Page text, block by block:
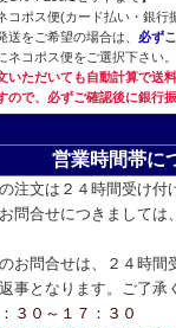
コポス便(カード払い・銀
送をご希望の場合は、 必ず
ネコポス便をご選択下さい。
いただいても自動計算で送
ので、必ずご確認後に銀行
営業時間帯に
注文は２４時間受け付
問合せにつきましては
お問合せは、２４時間
事となります。ご了承
３０～１７：３０